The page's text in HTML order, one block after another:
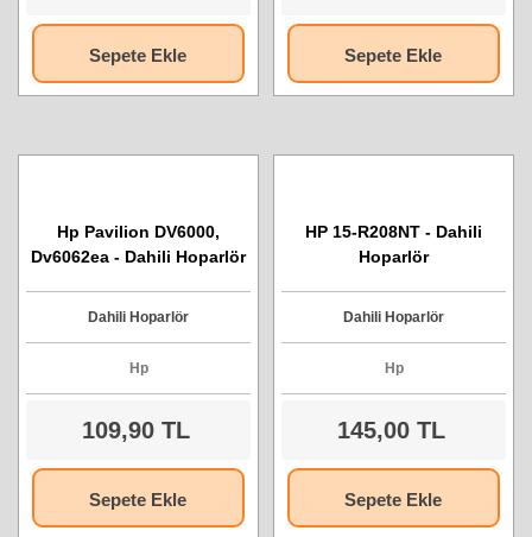
Sepete Ekle Sepete Ekle
Hp Pavilion DV6000,
Dv6062ea - Dahili Hoparlör
Dahili Hoparlör
Hp
109,90 TL
Sepete Ekle
HP 15-R208NT - Dahili
Hoparlör
Dahili Hoparlör
Hp
145,00 TL
Sepete Ekle